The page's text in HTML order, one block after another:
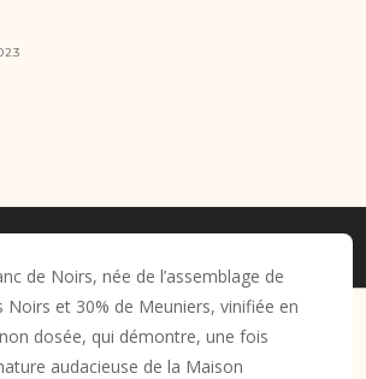
de Noirs, née de l’assemblage de
Noirs et 30% de Meuniers, vinifiée en
dosée, qui démontre, une fois
audacieuse de la Maison